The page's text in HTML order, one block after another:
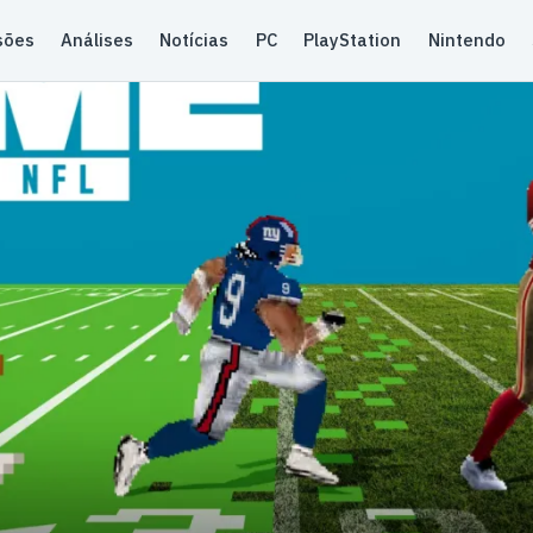
Análises Notícias PC PlayStation Nintendo